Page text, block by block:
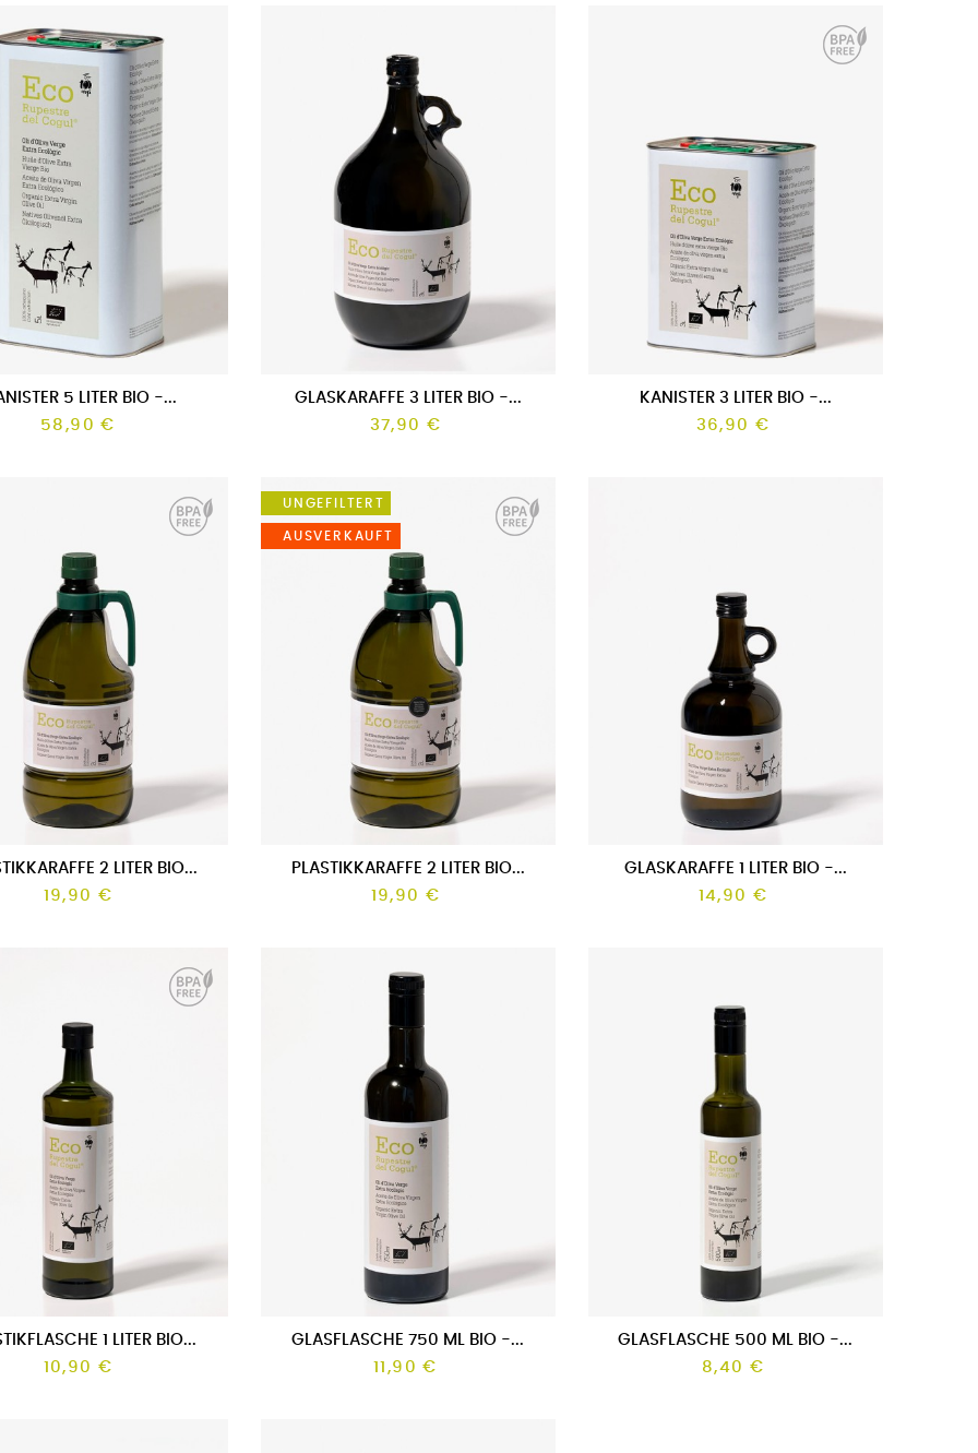
5 LITER...
Preis
39,90 €
KANISTER 5 LITER BIO -... PLASTIKKARAFFE 5 LITER BIO...
Preis
48,90 €
5 LITER BIO -...
58,90 €
GLASKARAFFE 3 LITER BIO -...
37,90 €
KANISTER 3 LITER BIO -...
36,90 €
2 LITER BIO...
19,90 €
AUSVERKAUFT
UNGEFILTERT
PLASTIKKARAFFE 2 LITER BIO...
19,90 €
GLASKARAFFE 1 LITER BIO -...
14,90 €
1 LITER BIO...
10,90 €
GLASFLASCHE 750 ML BIO -...
11,90 €
GLASFLASCHE 500 ML BIO -...
8,40 €